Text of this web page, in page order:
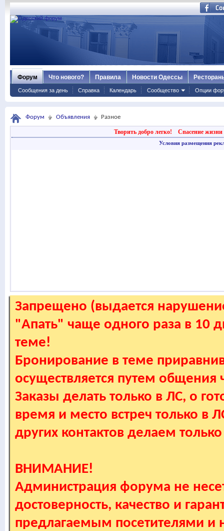
Форум
Сообщения за день Справка Календарь Сообщество Опции
Что нового? Правила Новости Одессы
Форум Объявления Разное
Творить добро легко! Спасение жизни
Условия размещения
Запрещено (выдается
"Апать" чаще одного раза в 10
теме!
Бронирование в теме
осуществляется путем
Заказы делать только в ЛС, о
время и место встреч только в
других контактов делаем
ВНИМАНИЕ!
Администрация форума не
достоверность, качество и
предлагаемым посетителями и